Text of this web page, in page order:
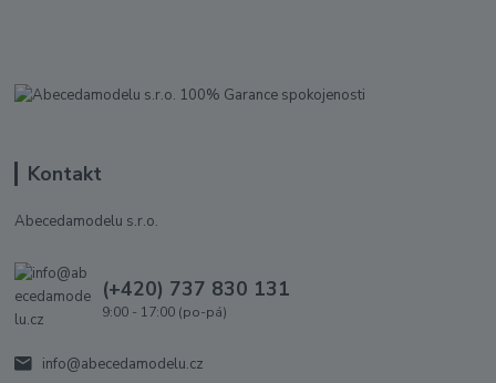
Kontakt
Abecedamodelu s.r.o.
(+420) 737 830 131
9:00 - 17:00 (po-pá)
info@abecedamodelu.cz